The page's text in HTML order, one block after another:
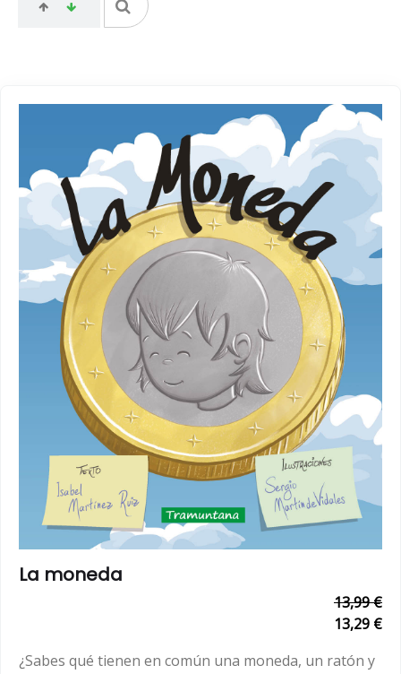
navegación
La moneda
13,99 €
13,29 €
¿Sabes qué tienen en común una moneda, un ratón y